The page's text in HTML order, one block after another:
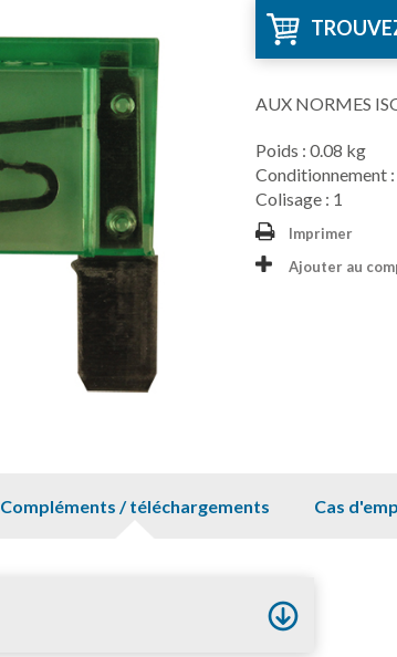
AUX NORMES
Poids : 0.08 kg
Conditionnement
Colisage : 1
Imprimer
Ajouter au
Compléments / téléchargements Cas